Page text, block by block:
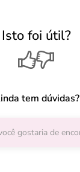
Isto foi útil?
tem dúvidas?